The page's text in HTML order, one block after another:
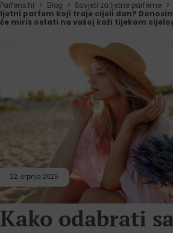
Parfens.hr > Blog > Savjeti za ljetne parfeme >
ljetni parfem koji traje cijeli dan?
će miris ostati na vašoj koži tijekom
22. srpnja 2025
Kako odabrati